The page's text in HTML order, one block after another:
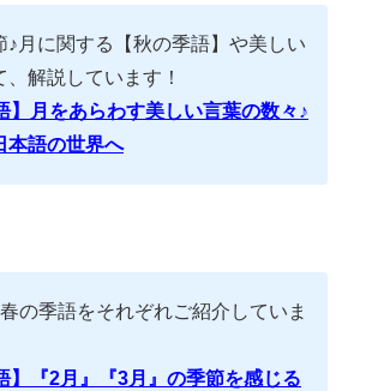
♪月に関する【秋の季語】や美しい
解説しています！
】月をあらわす美しい言葉の数々♪
本語の世界へ
の季語をそれぞれご紹介していま
】『2月』『3月』の季節を感じる